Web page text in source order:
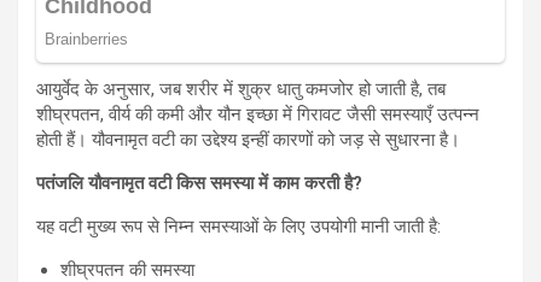
आयुर्वेद के अनुसार, जब शरीर में शुक्र धातु कमजोर हो जाती है, तब
शीघ्रपतन, वीर्य की कमी और यौन इच्छा में गिरावट जैसी समस्याएँ उत्पन्न
होती हैं। यौवनामृत वटी का उद्देश्य इन्हीं कारणों को जड़ से सुधारना है।
पतंजलि यौवनामृत वटी किस समस्या में काम करती है?
यह वटी मुख्य रूप से निम्न समस्याओं के लिए उपयोगी मानी जाती है:
शीघ्रपतन की समस्या